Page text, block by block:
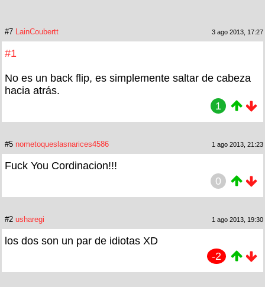
#7 LainCoubertt 3 ago 2013, 17:27
#1
No es un back flip, es simplemente saltar de cabeza
hacia atrás.
1
#5 nometoqueslasnarices4586 1 ago 2013, 21:23
Fuck You Cordinacion!!!
0
#2 usharegi 1 ago 2013, 19:30
los dos son un par de idiotas XD
-2